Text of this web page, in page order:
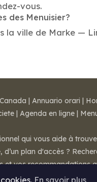
vous.
des Menuisier?
la ville de Marke —
En savoir plus
| Annuario orari |
| Agenda en ligne |
qui vous aide à
d’un plan d'accès ?
vos recommandations